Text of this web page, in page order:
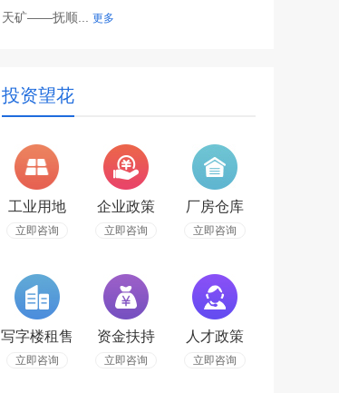
天矿——抚顺... 更多
投资望花
工业用地
立即咨询
企业政策
立即咨询
厂房仓库
立即咨询
写字楼租售
立即咨询
资金扶持
立即咨询
人才政策
立即咨询